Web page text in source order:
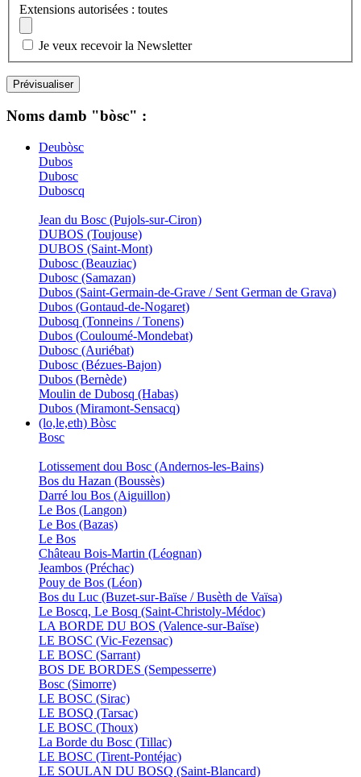
Extensions autorisées : toutes
Je veux recevoir la Newsletter
Noms damb "bòsc" :
Deubòsc
Dubos
Dubosc
Duboscq
Jean du Bosc (Pujols-sur-Ciron)
DUBOS (Toujouse)
DUBOS (Saint-Mont)
Dubosc (Beauziac)
Dubosc (Samazan)
Dubos (Saint-Germain-de-Grave / Sent German de Grava)
Dubos (Gontaud-de-Nogaret)
Dubosq (Tonneins / Tonens)
Dubos (Couloumé-Mondebat)
Dubosc (Auriébat)
Dubosc (Bézues-Bajon)
Dubos (Bernède)
Moulin de Dubosq (Habas)
Dubos (Miramont-Sensacq)
(lo,le,eth) Bòsc
Bosc
Lotissement dou Bosc (Andernos-les-Bains)
Bos du Hazan (Boussès)
Darré lou Bos (Aiguillon)
Le Bos (Langon)
Le Bos (Bazas)
Le Bos
Château Bois-Martin (Léognan)
Jeambos (Préchac)
Pouy de Bos (Léon)
Bos du Luc (Buzet-sur-Baïse / Busèth de Vaïsa)
Le Boscq, Le Bosq (Saint-Christoly-Médoc)
LA BORDE DU BOS (Valence-sur-Baïse)
LE BOSC (Vic-Fezensac)
LE BOSC (Sarrant)
BOS DE BORDES (Sempesserre)
Bosc (Simorre)
LE BOSC (Sirac)
LE BOSQ (Tarsac)
LE BOSC (Thoux)
La Borde du Bosc (Tillac)
LE BOSC (Tirent-Pontéjac)
LE SOULAN DU BOSQ (Saint-Blancard)